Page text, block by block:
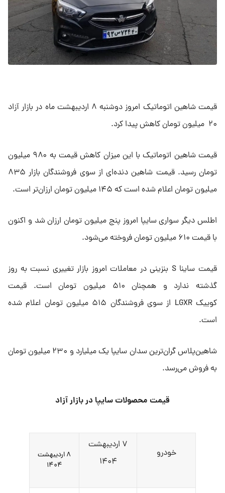
قیمت شاهین اتوماتیک امروز دوشنبه ۸ اردیبهشت ماه در بازار آزاد
۲۰ میلیون تومان کاهش پیدا کرد.
قیمت شاهین اتوماتیک با این میزان کاهش قیمت به ۹۸۰ میلیون
تومان رسید. قیمت شاهین دنده‌ای از سوی فروشندگان بازار ۸۳۵
میلیون تومان اعلام شده است که ۱۴۵ میلیون تومان ارزان‌تر است.
اطلس دیگر سواری سایپا امروز پنج میلیون تومان ارزان شد و اکنون
با قیمت ۶۱۰ میلیون تومان فروخته می‌شود.
قیمت ساینا S بنزینی در معاملات امروز بازار تغییری نسبت به روز
گذشته ندارد و همچنان ۵۱۰ میلیون تومان است. قیمت
کوییک LGXR از سوی فروشندگان ۵۱۵ میلیون تومان اعلام شده
است.
شاهین‌پلاس گران‌ترین سدان سایپا یک میلیارد و ۲۳۰ میلیون تومان
به فروش می‌رسد.
قیمت محصولات سایپا در بازار آزاد
خودرو
۷ اردیبهشت
۱۴۰۴
۸ اردیبهشت
۱۴۰۴